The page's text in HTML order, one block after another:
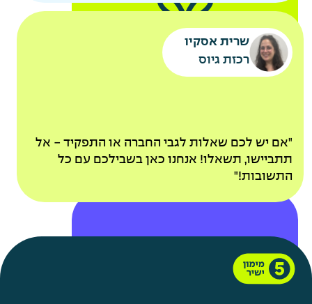
קייטנות מסובסדות
אקסטרא חופש להורים
לאחר ותק של שנה
פינוקים
ומתנות
שרית אסקיו
רכזת גיוס
"אם יש לכם שאלות לגבי החברה או התפקיד - אל
תתביישו, תשאלו! אנחנו כאן בשבילכם עם כל
התשובות!"